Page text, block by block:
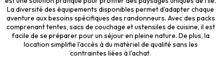
La diversité des équipements disponibles permet d'adapter chaque
aventure aux besoins spécifiques des randonneurs. Avec des packs
comprenant tentes, sacs de couchage et ustensiles de cuisine, il est
facile de se préparer pour un séjour en pleine nature. De plus, la
location simplifie l'accès à du matériel de qualité sans les
contraintes liées à l'achat.